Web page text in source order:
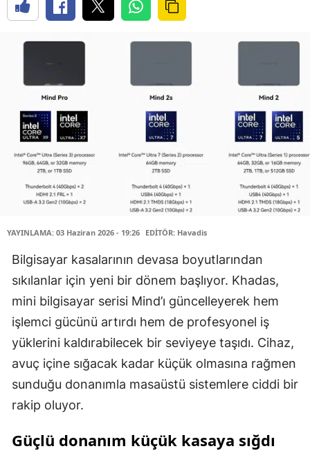
YAYINLAMA: 03 Haziran 2026 - 19:26 EDİTÖR: Havadis
Bilgisayar kasalarının devasa boyutlarından
sıkılanlar için yeni bir dönem başlıyor. Khadas,
mini bilgisayar serisi Mind’ı güncelleyerek hem
işlemci gücünü artırdı hem de profesyonel iş
yüklerini kaldırabilecek bir seviyeye taşıdı. Cihaz,
avuç içine sığacak kadar küçük olmasına rağmen
sunduğu donanımla masaüstü sistemlere ciddi bir
rakip oluyor.
Güçlü donanım küçük kasaya sığdı